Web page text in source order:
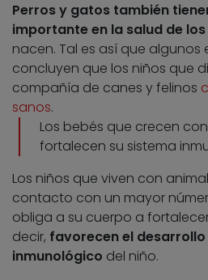
Perros y gatos también
importante en la salud de
nacen. Tal es así que
concluyen que los niños que
compañía de canes y felinos
sanos.
Los bebés que crecen
fortalecen su sistema
Los niños que viven con
contacto con un mayor
obliga a su cuerpo a
decir, favorecen el
inmunológico del niño.